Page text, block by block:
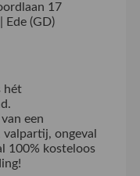
17
Ede (GD)
hét
een
ongeval
100% kosteloos